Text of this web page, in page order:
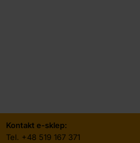
Kontakt e-sklep:
Tel. +48 519 167 371